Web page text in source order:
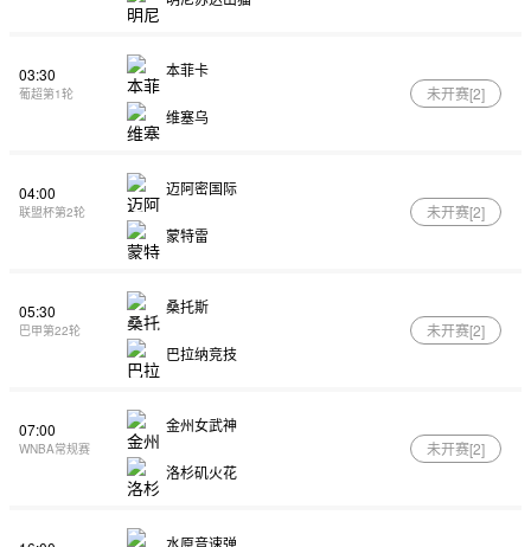
03:30
葡超第1轮
本菲卡
维塞乌
未开赛[2]
04:00
联盟杯第2轮
迈阿密国际
蒙特雷
未开赛[2]
05:30
巴甲第22轮
桑托斯
巴拉纳竞技
未开赛[2]
07:00
WNBA常规赛
金州女武神
洛杉矶火花
未开赛[2]
水原音速弹